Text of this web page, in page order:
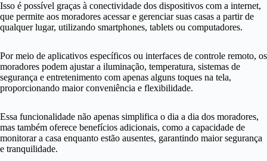
Isso é possível graças à conectividade dos dispositivos com a internet,
que permite aos moradores acessar e gerenciar suas casas a partir de
qualquer lugar, utilizando smartphones, tablets ou computadores.
Por meio de aplicativos específicos ou interfaces de controle remoto, os
moradores podem ajustar a iluminação, temperatura, sistemas de
segurança e entretenimento com apenas alguns toques na tela,
proporcionando maior conveniência e flexibilidade.
Essa funcionalidade não apenas simplifica o dia a dia dos moradores,
mas também oferece benefícios adicionais, como a capacidade de
monitorar a casa enquanto estão ausentes, garantindo maior segurança
e tranquilidade.